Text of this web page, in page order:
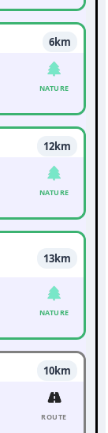
6km
NATURE
12km
NATURE
13km
NATURE
10km
ROUTE